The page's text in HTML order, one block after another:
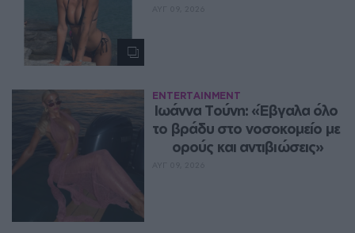
ENTERTAINMENT
Ιωάννα Τούνη: «Έβγαλα όλο
το βράδυ στο νοσοκομείο με
ορούς και αντιβιώσεις»